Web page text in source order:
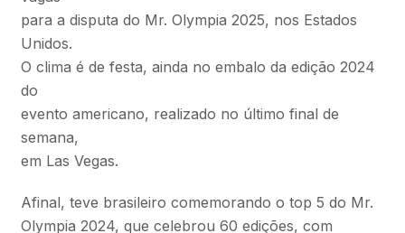
para a disputa do Mr. Olympia 2025, nos Estados
Unidos.
O clima é de festa, ainda no embalo da edição 2024
do
evento americano, realizado no último final de
semana,
em Las Vegas.
Afinal, teve brasileiro comemorando o top 5 do Mr.
Olympia 2024, que celebrou 60 edições, com